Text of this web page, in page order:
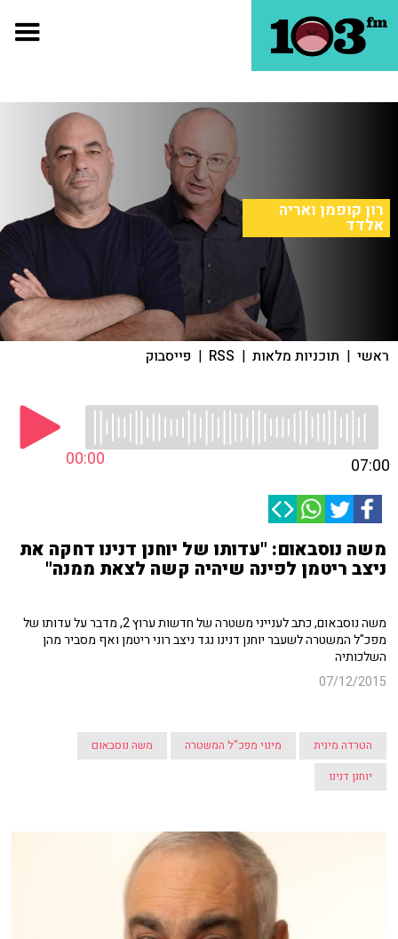
רון קופמן ואריה
אלדד
ראשי | תוכניות מלאות |
RSS
| פייסבוק
00:00 07:00
משה נוסבאום: "עדותו של יוחנן דנינו דחקה את
ניצב ריטמן לפינה שיהיה קשה לצאת ממנה"
משה נוסבאום, כתב לענייני משטרה של חדשות ערוץ 2, מדבר על עדותו של
מפכ"ל המשטרה לשעבר יוחנן דנינו נגד ניצב רוני ריטמן ואף מסביר מהן
השלכותיה
07/12/2015
הטרדה מינית מינוי מפכ"ל המשטרה
משה נוסבאום
יוחנן דנינו